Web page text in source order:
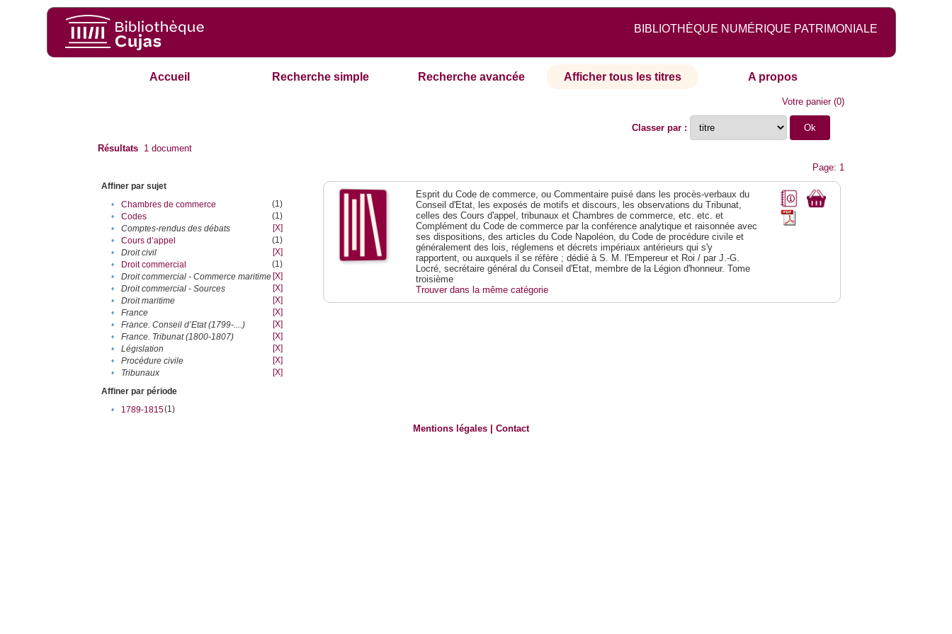
BIBLIOTHÈQUE NUMÉRIQUE PATRIMONIALE
Accueil Recherche simple Recherche avancée Afficher tous les titres A propos
Votre panier(0)
Classer par :
Résultats 1 document
Page: 1
Affiner par sujet
•
Chambres de commerce
(1)
•
Codes
(1)
•
Comptes-rendus des débats
[X]
•
Cours d’appel
(1)
•
Droit civil
[X]
•
Droit commercial
(1)
•
Droit commercial - Commerce maritime [X]
•
Droit commercial - Sources
[X]
•
Droit maritime
[X]
•
France
[X]
•
France. Conseil d’Etat (1799-....)
[X]
•
France. Tribunat (1800-1807)
[X]
•
Législation
[X]
•
Procédure civile
[X]
•
Tribunaux
[X]
Affiner par période
•
1789-1815(1)
Esprit du Code de commerce, ou Commentaire puisé dans les procès-verbaux du
Conseil d'Etat, les exposés de motifs et discours, les observations du Tribunat,
celles des Cours d'appel, tribunaux et Chambres de commerce, etc. etc. et
Complément du Code de commerce par la conférence analytique et raisonnée avec
ses dispositions, des articles du Code Napoléon, du Code de procédure civile et
généralement des lois, réglemens et décrets impériaux antérieurs qui s'y
rapportent, ou auxquels il se réfère ; dédié à S. M. l'Empereur et Roi / par J.-G.
Locré, secrétaire général du Conseil d'Etat, membre de la Légion d'honneur. Tome
troisième
Trouver dans la même catégorie
Mentions légales |Contact